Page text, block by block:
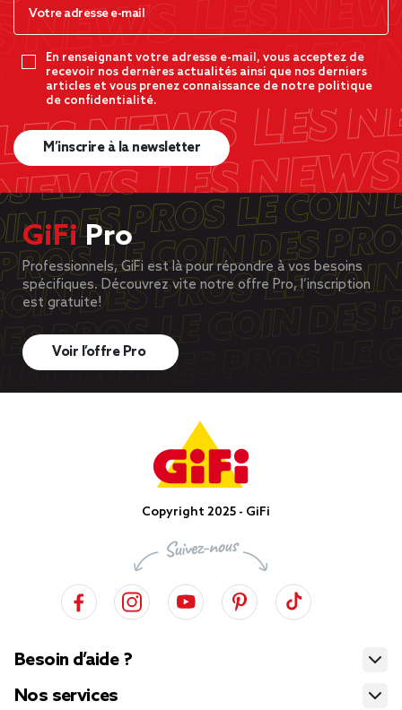
En renseignant votre adresse e-mail, vous acceptez de
recevoir nos dernères actualités ainsi que nos derniers
articles et vous prenez connaissance de notre politique
de confidentialité.
M’inscrire à la newsletter
GiFiPro
Professionnels, GiFi est là pour répondre à vos besoins
spécifiques. Découvrez vite notre offre Pro, l’inscription
est gratuite!
Voir l’offre Pro
Copyright 2025 - GiFi
Besoin d’aide ?
Nos services